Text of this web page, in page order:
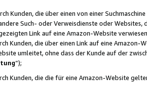
Kunden, die über einen von einer
Such- oder Verweisdienste oder Websites,
Link auf eine Amazon-Website
Kunden, die über einen Link auf eine
umleitet, ohne dass der Kunde auf der
“);
Kunden, die die für eine Amazon-Website